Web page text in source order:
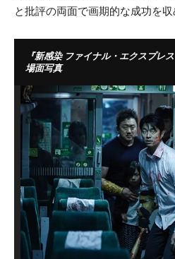
と批評の両面で画期的な成功を収
『新感染 ファイナル・エクスプレス
場面写真